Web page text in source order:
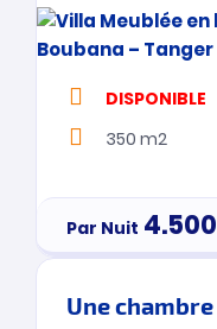
DISPONIBLE
350 m2
Par Nuit 4.500